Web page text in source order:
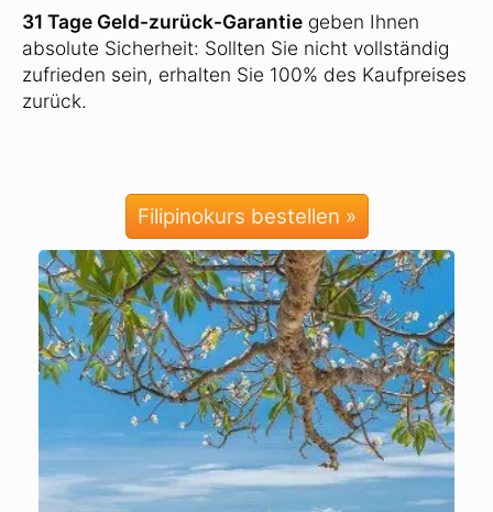
31 Tage Geld-zurück-Garantie geben Ihnen
absolute Sicherheit: Sollten Sie nicht vollständig
zufrieden sein, erhalten Sie 100% des Kaufpreises
zurück.
Filipinokurs bestellen »